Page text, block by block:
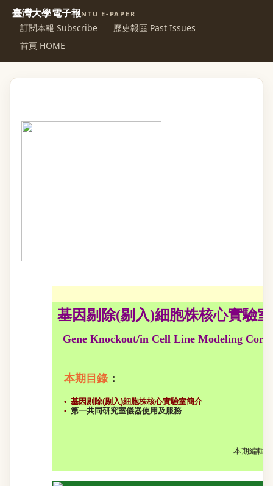
臺灣大學電子報NTU E-PAPER
訂閱本報 Subscribe
歷史報區 Past Issues
首頁 HOME
基因剔除(剔入)細胞株核心實驗室
Gene Knockout/in Cell Line Modeling Core
本期目錄 ：
• 基因剔除(剔入)細胞株核心實驗室簡介
• 第一共同研究室儀器使用及服務
本期編輯